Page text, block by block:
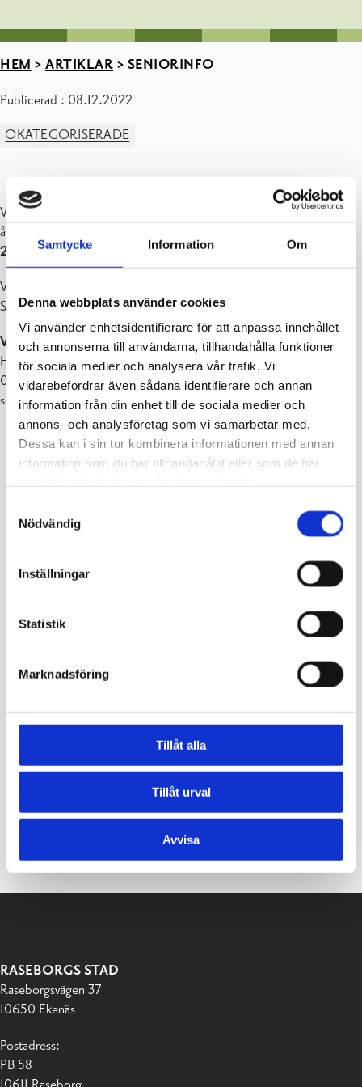
Samtycke Information Om
Denna webbplats använder cookies
Vi använder enhetsidentifierare för att anpassa innehållet
och annonserna till användarna, tillhandahålla funktioner
för sociala medier och analysera vår trafik. Vi
vidarebefordrar även sådana identifierare och annan
information från din enhet till de sociala medier och
annons- och analysföretag som vi samarbetar med.
Dessa kan i sin tur kombinera informationen med annan
information som du har tillhandahållit eller som de har
Nödvändig
Inställningar
Statistik
Marknadsföring
Tillåt alla
Tillåt urval
Avvisa
HEM > ARTIKLAR > SENIORINFO
Publicerad : 08.12.2022
OKATEGORISERADE
Västra Nylands Seniorinfo svarar på frågor om tjänster, välfärd,
åldrande och vardagsliv från
20.12.2022.
Vi betjänar alla seniorer och deras närstående.
Seniorinfo har öppet vardagar kl. 9–15. Ring eller skicka e-post!
Västra området
Hangö, Högfors, Ingå, Lojo, Raseborg, Sjundeå och Vichtis:
029 1512 280
seniori-info.lansi@luvn.fi
RASEBORGS STAD
Raseborgsvägen 37
10650 Ekenäs
Postadress:
PB 58